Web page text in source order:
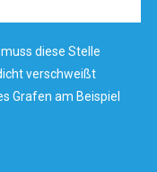
diese Stelle
verschweißt
Grafen am Beispiel